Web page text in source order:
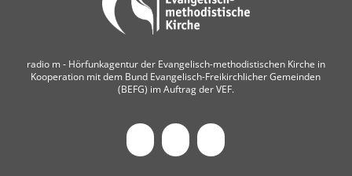
radio m ‐ Hörfunkagentur der Evangelisch-methodistischen Kirche in
Kooperation mit dem Bund Evangelisch-Freikirchlicher Gemeinden
(BEFG) im Auftrag der VEF.